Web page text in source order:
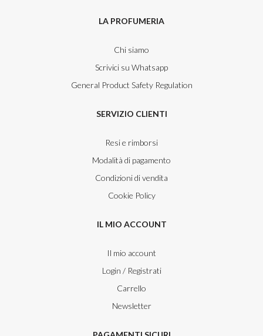
LA PROFUMERIA
Chi siamo
Scrivici su Whatsapp
General Product Safety Regulation
SERVIZIO CLIENTI
Resi e rimborsi
Modalità di pagamento
Condizioni di vendita
Cookie Policy
IL MIO ACCOUNT
Il mio account
Login / Registrati
Carrello
Newsletter